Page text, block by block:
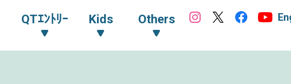
QTｴﾝﾄﾘｰ Kids Others